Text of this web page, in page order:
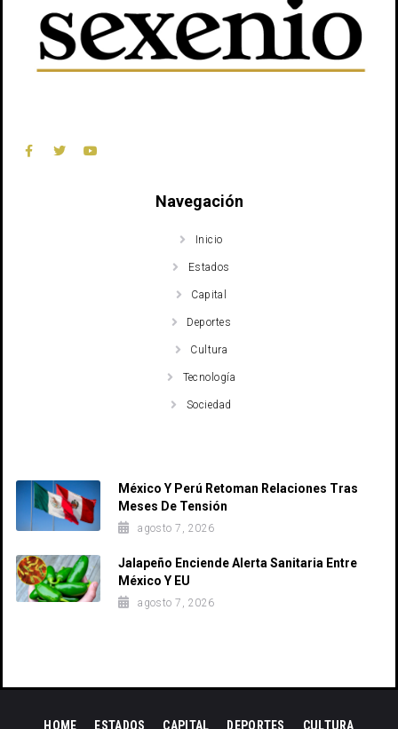
Navegación
Inicio
Estados
Capital
Deportes
Cultura
Tecnología
Sociedad
México Y Perú Retoman Relaciones Tras
Meses De Tensión
agosto 7, 2026
Jalapeño Enciende Alerta Sanitaria Entre
México Y EU
agosto 7, 2026
HOME ESTADOS CAPITAL DEPORTES CULTURA